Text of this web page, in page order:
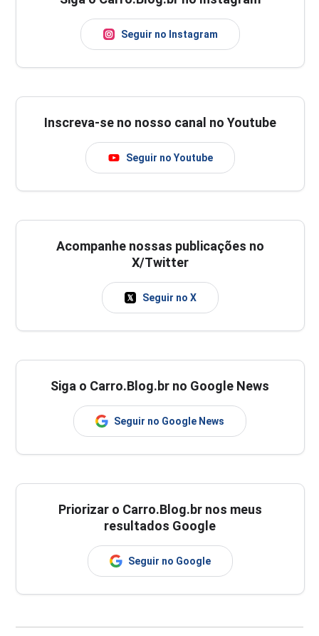
Seguir no Instagram
Inscreva-se no nosso canal no Youtube
Seguir no Youtube
Acompanhe nossas publicações no
X/Twitter
Seguir no X
Siga o Carro.Blog.br no Google News
Seguir no Google News
Priorizar o Carro.Blog.br nos meus
resultados Google
Seguir no Google